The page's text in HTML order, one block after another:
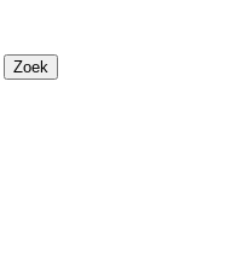
Zoek